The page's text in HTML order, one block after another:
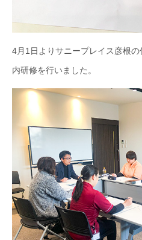
4月1日よりサニープレイス彦根
内研修を行いました。